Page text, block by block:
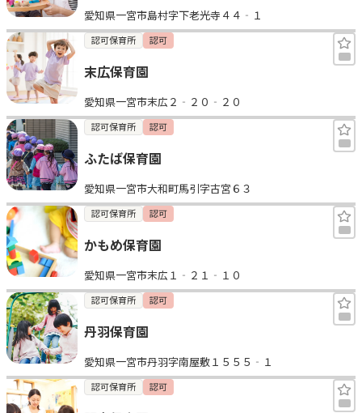
愛知県一宮市島村字下老光寺４４‐１
認可保育所 認可
末広保育園
愛知県一宮市末広２‐２０‐２０
認可保育所 認可
ふたば保育園
愛知県一宮市大和町馬引字古宮６３
認可保育所 認可
かもめ保育園
愛知県一宮市末広１‐２１‐１０
認可保育所 認可
丹羽保育園
愛知県一宮市丹羽字南屋敷１５５５‐１
認可保育所 認可